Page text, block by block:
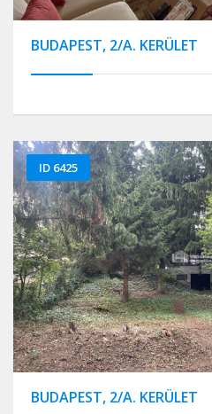
BUDAPEST, 2/A. KERÜLET
BUDAPEST, 2/A. KERÜLET
ID 6425